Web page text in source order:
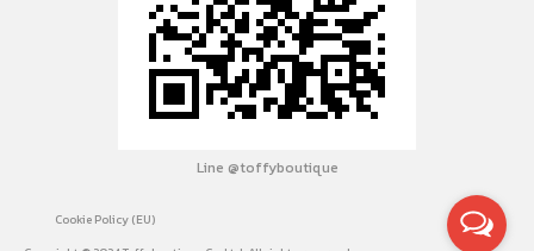
Line @toffyboutique
Cookie Policy (EU)